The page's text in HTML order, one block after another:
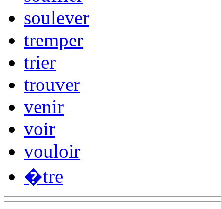
soulever
tremper
trier
trouver
venir
voir
vouloir
�tre